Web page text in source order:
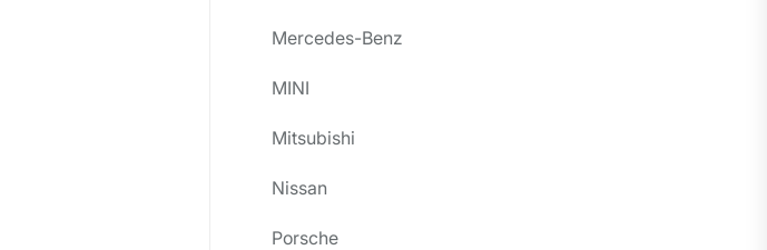
Mercedes-Benz
MINI
Mitsubishi
Nissan
Porsche